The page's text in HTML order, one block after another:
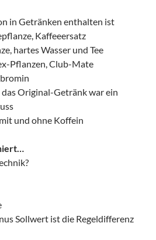
in Getränken enthalten ist
Kaffeeersatz
hartes Wasser und Tee
Pflanzen, Club-Mate
Original-Getränk war ein
und ohne Koffein
Sollwert ist die Regeldifferenz